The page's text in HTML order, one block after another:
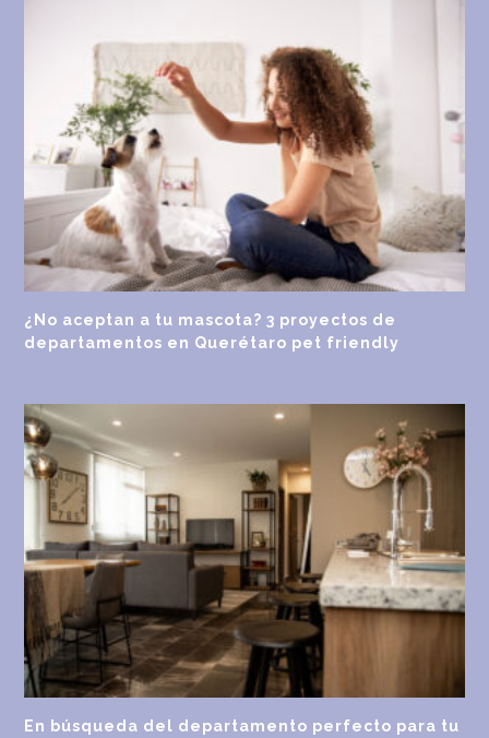
¿No aceptan a tu mascota? 3 proyectos de
departamentos en Querétaro pet friendly
En búsqueda del departamento perfecto para tu